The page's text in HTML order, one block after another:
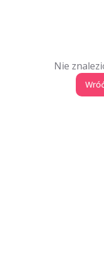
Nie